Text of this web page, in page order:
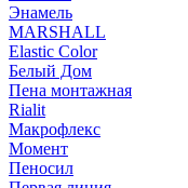
Энамель
MARSHALL
Elastic Color
Белый Дом
Пена монтажная
Rialit
Макрофлекс
Момент
Пеносил